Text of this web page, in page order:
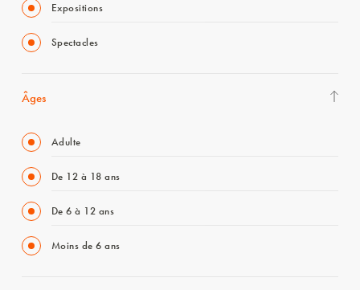
Expositions
Spectacles
Âges
Adulte
De 12 à 18 ans
De 6 à 12 ans
Moins de 6 ans